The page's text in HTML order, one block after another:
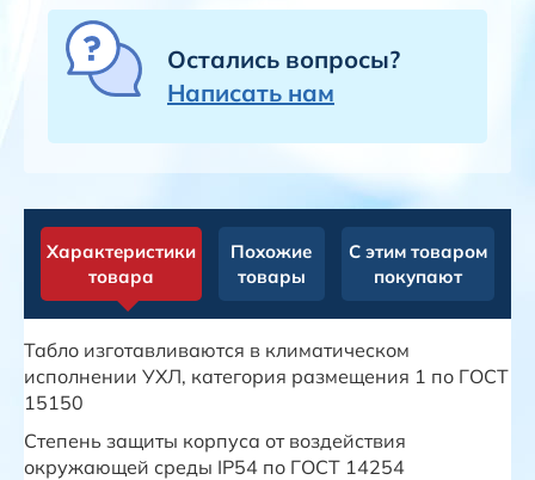
Остались вопросы?
Написать нам
Характеристики
товара
Похожие
товары
С этим товаром
покупают
Табло изготавливаются в климатическом
исполнении УХЛ, категория размещения 1 по ГОСТ
15150
Степень защиты корпуса от воздействия
окружающей среды IP54 по ГОСТ 14254